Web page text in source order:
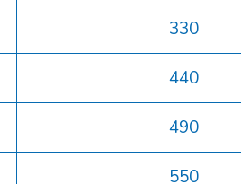
330
440
490
550